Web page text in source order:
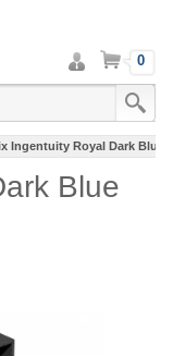
Intra
in
cont
Cos 0
Ingentuity Royal Dark Blue
Blue